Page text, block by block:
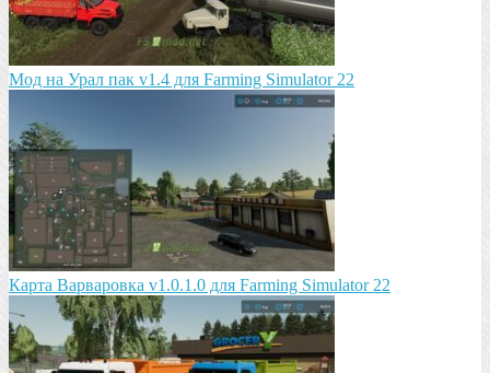
Мод на Урал пак v1.4 для Farming Simulator 22
Карта Варваровка v1.0.1.0 для Farming Simulator 22